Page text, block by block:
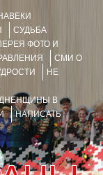
СУДЬБА
ФОТО И
СМИ О
НЕ
В
НАПИСАТЬ